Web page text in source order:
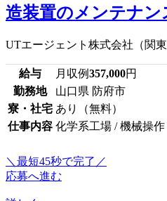
造装置のメンテナ
UTエージェント株式会社（関東
給与 月収例357,000円
勤務地
山口県 防府市
寮・社宅 あり（無料）
仕事内容 化学系工場 / 機械操
＼最短45秒で完了／
応募へ進む